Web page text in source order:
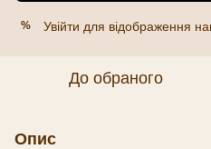
% Увійти для відображення
До обраного
Опис